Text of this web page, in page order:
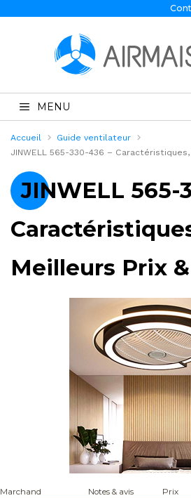
MENU
Accueil
Guide ventilateur
JINWELL 565-330-436 –
JINWELL 565-
Meilleurs Prix
Marchand Notes & avis Prix